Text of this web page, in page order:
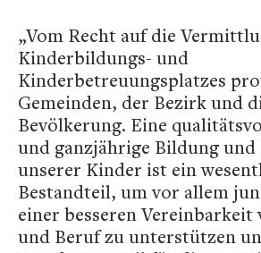
„Vom Recht auf die
Kinderbildungs- und
Kinderbetreuungsplatzes
Gemeinden, der Bezirk und
Bevölkerung. Eine
und ganzjährige Bildung
unserer Kinder ist ein
Bestandteil, um vor allem
einer besseren Vereinbarkeit
und Beruf zu unterstützen